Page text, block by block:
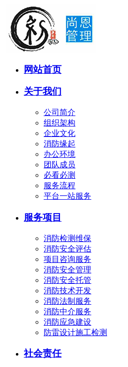
网站首页
关于我们
公司简介
组织架构
企业文化
消防缘起
办公环境
团队成员
必看必测
服务流程
平台一站服务
服务项目
消防检测维保
消防安全评估
项目咨询服务
消防安全管理
消防安全托管
消防技术开发
消防法制服务
消防中介服务
消防应急建设
防雷设计施工检测
社会责任